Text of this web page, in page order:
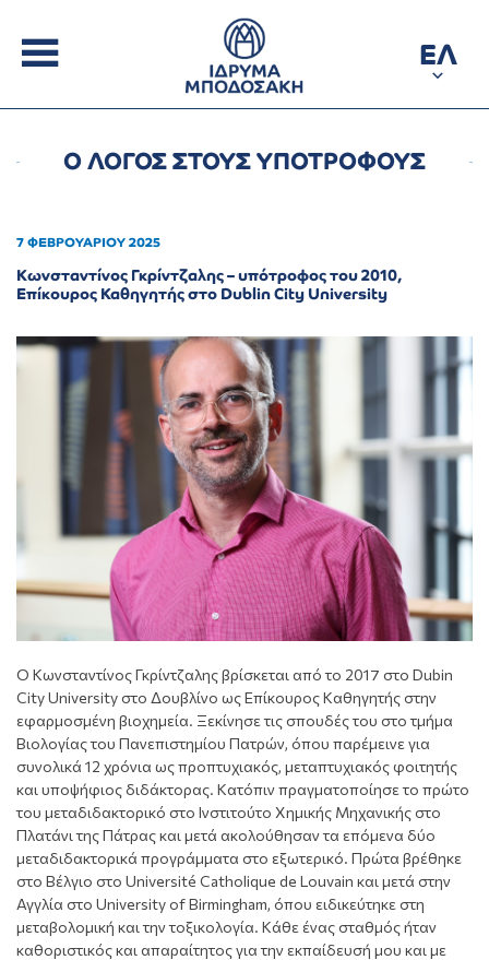
ΕΛ
Ο ΛΟΓΟΣ ΣΤΟΥΣ ΥΠΟΤΡΟΦΟΥΣ
7 ΦΕΒΡΟΥΑΡΙΟΥ 2025
Κωνσταντίνος Γκρίντζαλης – υπότροφος του 2010,
Επίκουρος Καθηγητής στο Dublin City University
Ο Κωνσταντίνος Γκρίντζαλης βρίσκεται από το 2017 στο Dubin
City University στο Δουβλίνο ως Επίκουρος Καθηγητής στην
εφαρμοσμένη βιοχημεία. Ξεκίνησε τις σπουδές του στο τμήμα
Βιολογίας του Πανεπιστημίου Πατρών, όπου παρέμεινε για
συνολικά 12 χρόνια ως προπτυχιακός, μεταπτυχιακός φοιτητής
και υποψήφιος διδάκτορας. Κατόπιν πραγματοποίησε το πρώτο
του μεταδιδακτορικό στο Ινστιτούτο Χημικής Μηχανικής στο
Πλατάνι της Πάτρας και μετά ακολούθησαν τα επόμενα δύο
μεταδιδακτορικά προγράμματα στο εξωτερικό. Πρώτα βρέθηκε
στο Βέλγιο στο Université Catholique de Louvain και μετά στην
Αγγλία στο University of Birmingham, όπου ειδικεύτηκε στη
μεταβολομική και την τοξικολογία. Κάθε ένας σταθμός ήταν
καθοριστικός και απαραίτητος για την εκπαίδευσή μου και με